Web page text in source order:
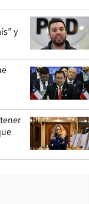
y